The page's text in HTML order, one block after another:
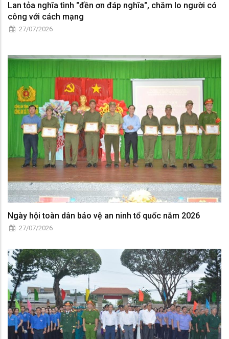
Lan tỏa nghĩa tình "đền ơn đáp nghĩa", chăm lo người có
công với cách mạng
27/07/2026
Ngày hội toàn dân bảo vệ an ninh tổ quốc năm 2026
27/07/2026